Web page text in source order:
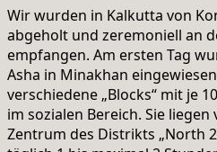
Wir wurden in Kalkutta von
abgeholt und zeremoniell an
empfangen. Am ersten Tag
Asha in Minakhan
verschiedene „Blocks“ mit je
im sozialen Bereich. Sie
Zentrum des Distrikts „North